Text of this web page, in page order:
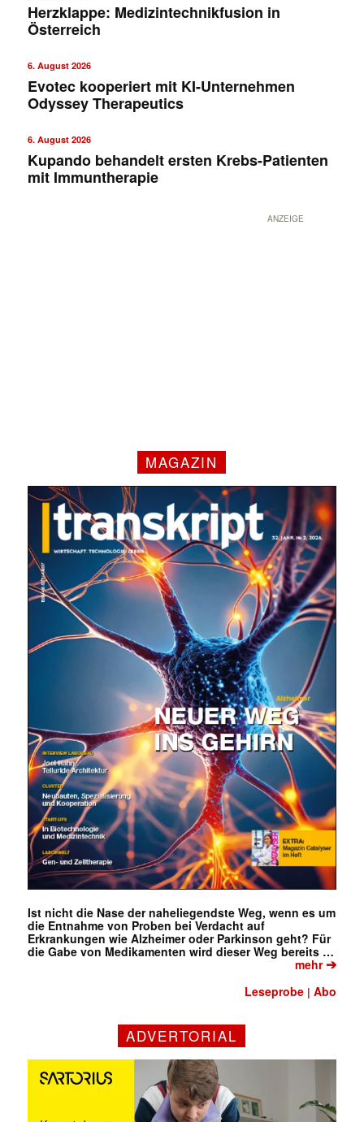
Herzklappe: Medizintechnikfusion in
Österreich
6. August 2026
Evotec kooperiert mit KI-Unternehmen
Odyssey Therapeutics
6. August 2026
Kupando behandelt ersten Krebs-Patienten
mit Immuntherapie
ANZEIGE
MAGAZIN
Ist nicht die Nase der naheliegendste Weg, wenn es um
die Entnahme von Proben bei Verdacht auf
Erkrankungen wie Alzheimer oder Parkinson geht? Für
die Gabe von Medikamenten wird dieser Weg bereits …
mehr➔
Leseprobe |Abo
ADVERTORIAL